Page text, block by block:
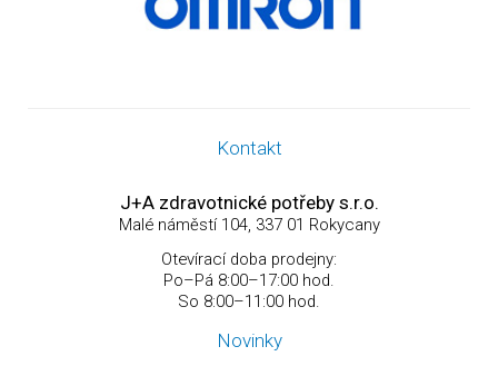
Kontakt
J+A zdravotnické potřeby s.r.o.
Malé náměstí 104, 337 01 Rokycany
Otevírací doba prodejny:
Po–Pá 8:00–17:00 hod.
So 8:00–11:00 hod.
Novinky